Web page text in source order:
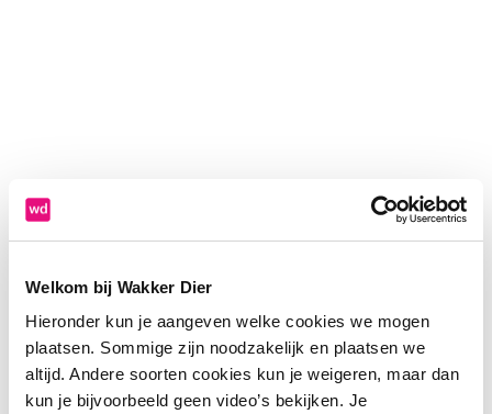
Welkom bij Wakker Dier
Hieronder kun je aangeven welke cookies we mogen
plaatsen. Sommige zijn noodzakelijk en plaatsen we
altijd. Andere soorten cookies kun je weigeren, maar dan
kun je bijvoorbeeld geen video’s bekijken. Je